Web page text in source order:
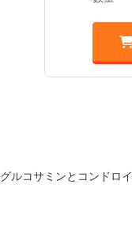
ルコサミンとコンドロ